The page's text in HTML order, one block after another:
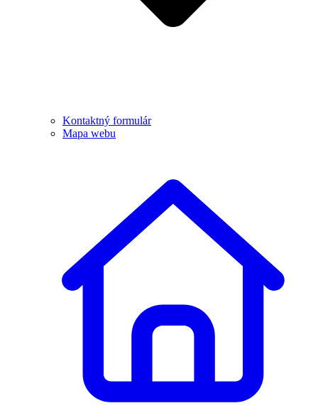
Kontaktný formulár
Mapa webu